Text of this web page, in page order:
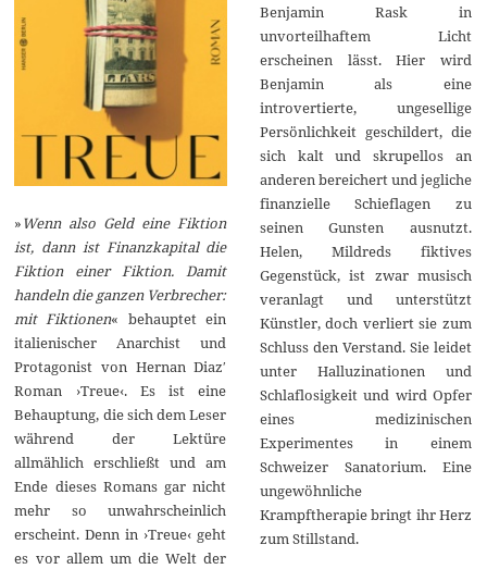
»Wenn also Geld eine Fiktion
ist, dann ist Finanzkapital die
Fiktion einer Fiktion. Damit
handeln die ganzen Verbrecher:
mit Fiktionen« behauptet ein
italienischer Anarchist und
Protagonist von Hernan Diazʹ
Roman ›Treue‹. Es ist eine
Behauptung, die sich dem Leser
während der Lektüre
allmählich erschließt und am
Ende dieses Romans gar nicht
mehr so unwahrscheinlich
erscheint. Denn in ›Treue‹ geht
es vor allem um die Welt der
Benjamin Rask in
unvorteilhaftem Licht
erscheinen lässt. Hier wird
Benjamin als eine
introvertierte, ungesellige
Persönlichkeit geschildert, die
sich kalt und skrupellos an
anderen bereichert und jegliche
finanzielle Schieflagen zu
seinen Gunsten ausnutzt.
Helen, Mildreds fiktives
Gegenstück, ist zwar musisch
veranlagt und unterstützt
Künstler, doch verliert sie zum
Schluss den Verstand. Sie leidet
unter Halluzinationen und
Schlaflosigkeit und wird Opfer
eines medizinischen
Experimentes in einem
Schweizer Sanatorium. Eine
ungewöhnliche
Krampftherapie bringt ihr Herz
zum Stillstand.